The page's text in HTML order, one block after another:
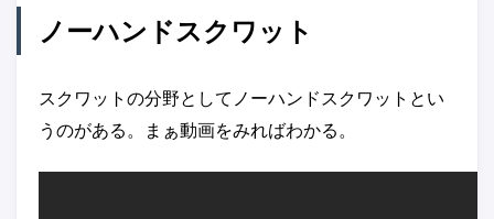
ノーハンドスクワット
スクワットの分野としてノーハンドスクワットとい
うのがある。まぁ動画をみればわかる。